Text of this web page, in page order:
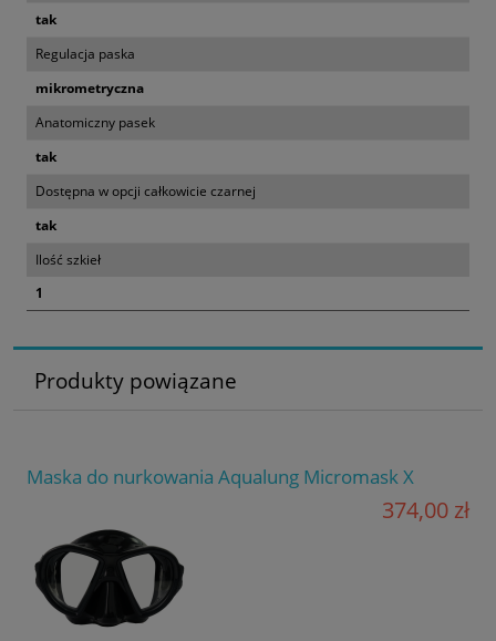
tak
Regulacja paska
mikrometryczna
Anatomiczny pasek
tak
Dostępna w opcji całkowicie czarnej
tak
Ilość szkieł
1
Produkty powiązane
Maska do nurkowania Aqualung Micromask X
374,00 zł